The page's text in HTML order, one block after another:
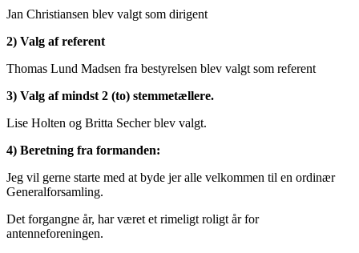
Jan Christiansen blev valgt som dirigent
2) Valg af referent
Thomas Lund Madsen fra bestyrelsen blev valgt som referent
3) Valg af mindst 2 (to) stemmetællere.
Lise Holten og Britta Secher blev valgt.
4) Beretning fra formanden:
Jeg vil gerne starte med at byde jer alle velkommen til en ordinær
Generalforsamling.
Det forgangne år, har været et rimeligt roligt år for
antenneforeningen.